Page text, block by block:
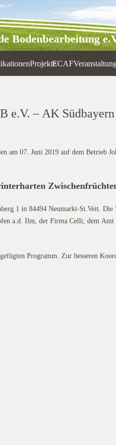
Bodenbearbeitung
ProjekteECAF
e.V. – AK Südbayern
am 07. Juni 2019 auf dem Betrieb
1 in 84494 Neumarkt-St.Veit.
a.d. Ilm, der Firma Celli, dem
Programm. Zur besseren